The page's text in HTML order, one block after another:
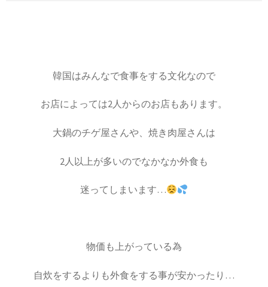
韓国はみんなで食事をする文化なので
お店によっては2人からのお店もあります。
大鍋のチゲ屋さんや、焼き肉屋さんは
2人以上が多いのでなかなか外食も
迷ってしまいます…
物価も上がっている為
自炊をするよりも外食をする事が安かったり…